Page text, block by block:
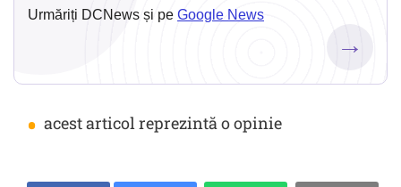
Urmăriți DCNews și pe Google News
→
• acest articol reprezintă o opinie